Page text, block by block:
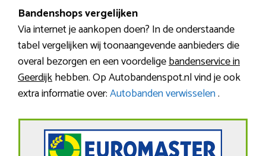
Bandenshops vergelijken
Via internet je aankopen doen? In de onderstaande
tabel vergelijken wij toonaangevende aanbieders die
overal bezorgen en een voordeligebandenservice in
Geerdijkhebben. Op Autobandenspot.nl vind je ook
extra informatie over:Autobanden verwisselen.